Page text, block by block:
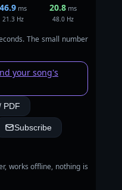
46.9 ms
21.3 Hz
20.8 ms
48.0 Hz
The small number
your song's
PDF
Subscribe
works offline, nothing is